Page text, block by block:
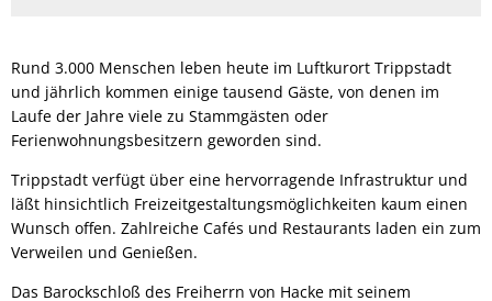
Rund 3.000 Menschen leben heute im Luftkurort Trippstadt
und jährlich kommen einige tausend Gäste, von denen im
Laufe der Jahre viele zu Stammgästen oder
Ferienwohnungsbesitzern geworden sind.
Trippstadt verfügt über eine hervorragende Infrastruktur und
läßt hinsichtlich Freizeitgestaltungsmöglichkeiten kaum einen
Wunsch offen. Zahlreiche Cafés und Restaurants laden ein zum
Verweilen und Genießen.
Das Barockschloß des Freiherrn von Hacke mit seinem